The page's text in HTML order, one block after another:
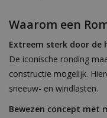
Waarom een
Extreem sterk door de
De iconische ronding
constructie mogelijk.
sneeuw- en windlasten.
Bewezen concept met